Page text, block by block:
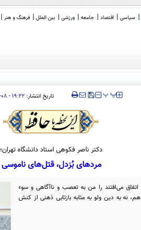
سیاسی اقتصاد جامعه ورزشی بین الملل فرهنگ و هنر
‍‍‍ پپ تاریخ انتشار: ۱۹:۲۲ - ۰۸-۱۲-۱۴۰۰
دکتر ناصر فکوهی استاد دانشگاه تهران؛
مردهای بُزدل، قتل‌های ناموسی
می‌افتند را من به تعصب و ناآگاهی و سوء
نه به دین ولو به مثابه بازتابی ذهنی از کنش